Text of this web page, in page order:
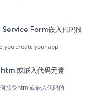
Form嵌入代码段
you create your app
或嵌入代码元素
接受html或嵌入代码的